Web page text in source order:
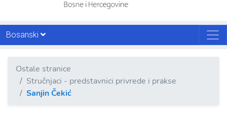
Bosanski
Ostale stranice
Stručnjaci - predstavnici privrede i prakse
Sanjin Čekić